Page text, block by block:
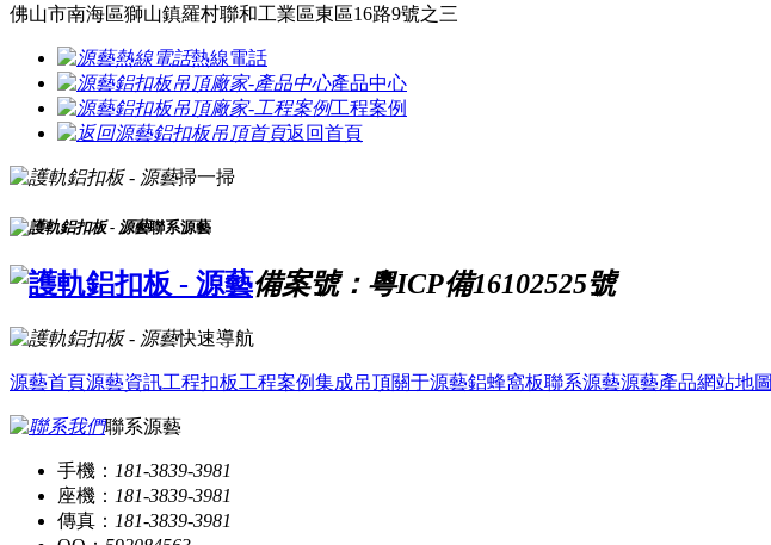
佛山市南海區獅山鎮羅村聯和工業區東區16路9號之三
熱線電話
產品中心
工程案例
返回首頁
掃一掃
聯系源藝
備案號：粵ICP備16102525號
快速導航
源藝首頁源藝資訊工程扣板工程案例集成吊頂關于源藝鋁蜂窩板聯系源藝源藝產品網站地圖
聯系源藝
手機： 181-3839-3981
座機： 181-3839-3981
傳真： 181-3839-3981